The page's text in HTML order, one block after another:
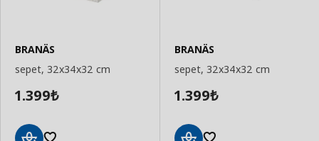
BRANÄS
sepet, 32x34x32 cm
1.399₺
BRANÄS
sepet, 32x34x32 cm
1.399₺